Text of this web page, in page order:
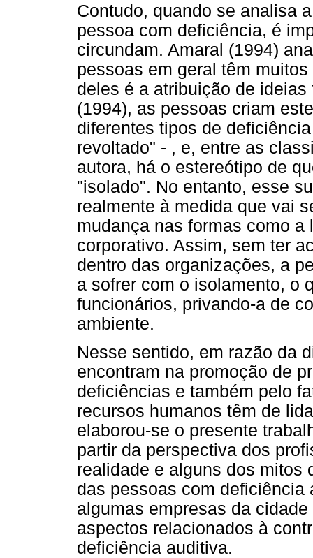
Contudo, quando se analisa
pessoa com deficiência, é
circundam. Amaral (1994)
pessoas em geral têm
deles é a atribuição de
(1994), as pessoas criam
diferentes tipos de
revoltado" - , e, entre as
autora, há o estereótipo de
"isolado". No entanto, esse
realmente à medida que vai
mudança nas formas como
corporativo. Assim, sem ter
dentro das organizações, a
a sofrer com o isolamento, o
funcionários, privando-a de
ambiente.
Nesse sentido, em razão da
encontram na promoção de
deficiências e também pelo
recursos humanos têm de
elaborou-se o presente
partir da perspectiva dos
realidade e alguns dos mitos
das pessoas com deficiência
algumas empresas da
aspectos relacionados à
deficiência auditiva.